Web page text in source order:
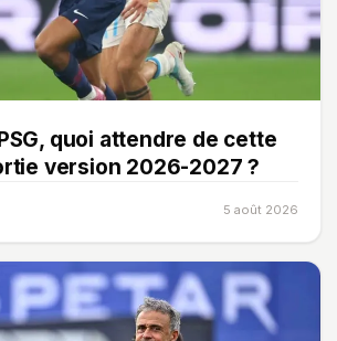
quoi attendre de cette
version 2026-2027 ?
5 août 2026